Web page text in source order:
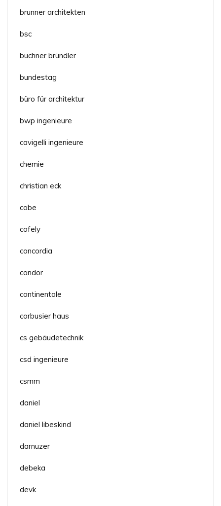
brunner architekten
bsc
buchner bründler
bundestag
büro für architektur
bwp ingenieure
cavigelli ingenieure
chemie
christian eck
cobe
cofely
concordia
condor
continentale
corbusier haus
cs gebäudetechnik
csd ingenieure
csmm
daniel
daniel libeskind
darnuzer
debeka
devk